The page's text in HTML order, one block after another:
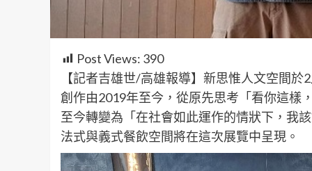
Post Views: 390
【記者吉雄世/高雄報導】新思惟人文空間
創作由2019年至今，從原先思考「看你這樣
至今轉變為「在社會如此運作的情狀下，我
法式與義式餐飲空間將在這次展覽中呈現。